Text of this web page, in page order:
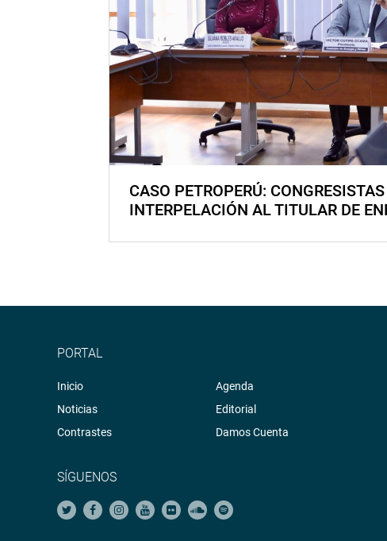
CASO PETROPERÚ:
INTERPELACIÓN AL TITULAR DE
PORTAL
Inicio
Noticias
Contrastes
Agenda
Editorial
Damos Cuenta
SÍGUENOS